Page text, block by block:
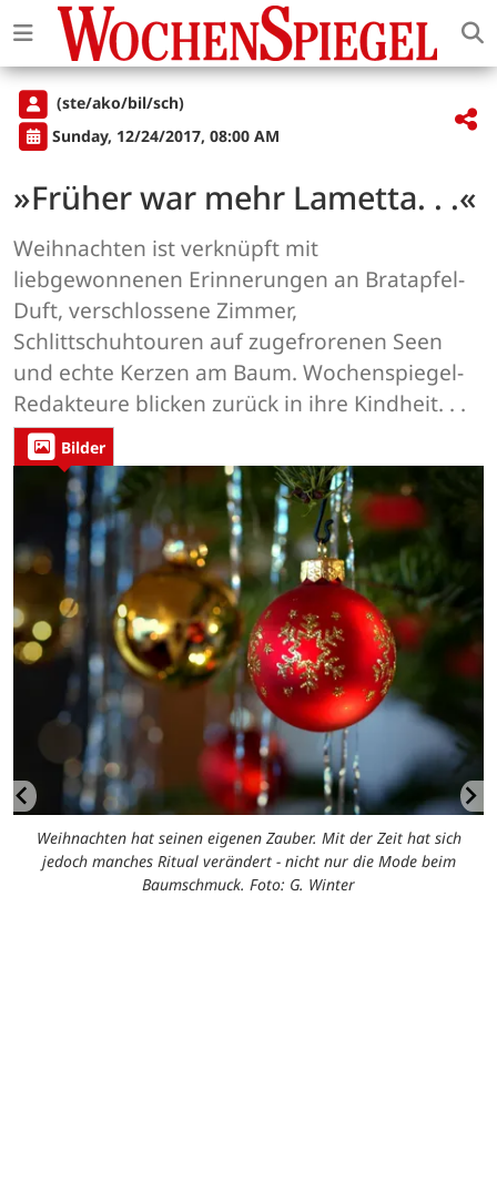
(ste/ako/bil/sch)
Sunday, 12/24/2017, 08:00 AM
»Früher war mehr Lametta. . .«
Weihnachten ist verknüpft mit
liebgewonnenen Erinnerungen an Bratapfel-
Duft, verschlossene Zimmer,
Schlittschuhtouren auf zugefrorenen Seen
und echte Kerzen am Baum. Wochenspiegel-
Redakteure blicken zurück in ihre Kindheit. . .
Bilder
Weihnachten hat seinen eigenen Zauber. Mit der Zeit hat sich
jedoch manches Ritual verändert - nicht nur die Mode beim
Baumschmuck. Foto: G. Winter